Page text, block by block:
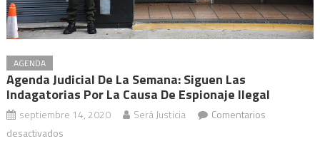
AGENDA
Agenda Judicial De La Semana: Siguen Las
Indagatorias Por La Causa De Espionaje Ilegal
septiembre 14, 2020 Será Justicia
Comentarios
desactivadosen